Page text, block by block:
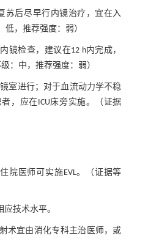
苏后尽早行内镜治疗，宜在入
低，推荐强度：弱）
镜检查，建议在12 h内完成，
：中，推荐强度：弱）
室进行；对于血流动力学不稳
，应在ICU床旁实施。（证据
院医师可实施EVL。（证据等
技术水平。
术宜由消化专科主治医师，或